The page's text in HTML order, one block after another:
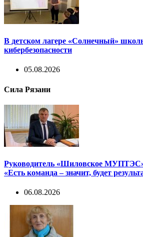
В детском лагере «Солнечный»
кибербезопасности
05.08.2026
Сила Рязани
Руководитель «Шиловское
«Есть команда – значит, будет
06.08.2026